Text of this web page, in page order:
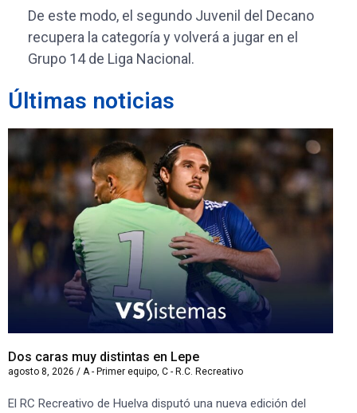
De este modo, el segundo Juvenil del Decano
recupera la categoría y volverá a jugar en el
Grupo 14 de Liga Nacional.
Últimas noticias
Dos caras muy distintas en Lepe
agosto 8, 2026 / A - Primer equipo, C - R.C. Recreativo
El RC Recreativo de Huelva disputó una nueva edición del